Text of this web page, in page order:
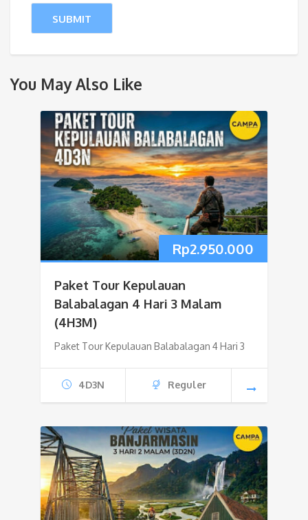
You May Also Like
Rp2.950.000
Paket Tour Kepulauan
Balabalagan 4 Hari 3 Malam
(4H3M)
Paket Tour Kepulauan Balabalagan 4 Hari 3
4D3N Reguler